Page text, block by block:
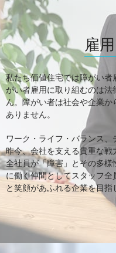
雇
私たち価値住宅では障がい
がい者雇用に取り組むのは
ん。障がい者は社会や企業
ありません。
ワーク・ライフ・バランス
昨今、会社を支える貴重な戦
全社員が「障害」とその多
に働く仲間としてスタッフ
と笑顔があふれる企業を目指